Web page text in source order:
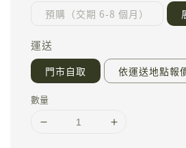
預購（交期 6-8 個月）
運送
門市自取 依運送地點報
數量